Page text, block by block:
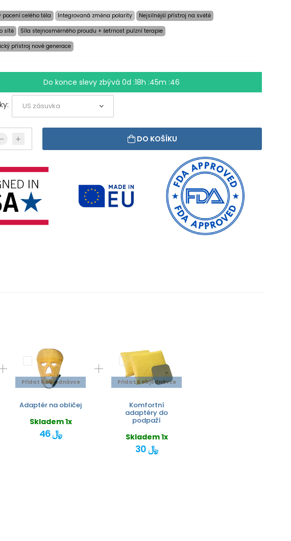
pocení celého těla Integrovaná změna polarity
Nejsilnější přístroj na světě
sítě
Síla stejnosměrného proudu + šetrnost pulzní terapie
přístroj nové generace
Do konce slevy zbývá 0d :18h :45m :46
DO KOŠÍKU
Přidat k objednávce
Adaptér na obličej
Skladem 1x
46 ﷼
Přidat k objednávce
Komfortní
adaptéry do
podpaží
Skladem 1x
30 ﷼